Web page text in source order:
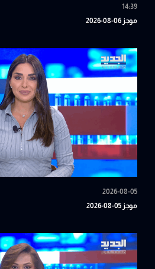
14:39
موجز 06-08-2026
2026-08-05
موجز 05-08-2026